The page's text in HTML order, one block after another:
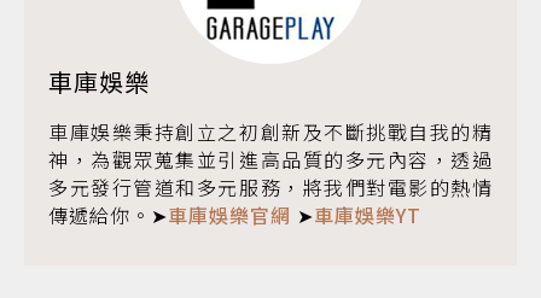
車庫娛樂
車庫娛樂秉持創立之初創新及不斷挑戰自我的精
神，為觀眾蒐集並引進高品質的多元內容，透過
多元發行管道和多元服務，將我們對電影的熱情
傳遞給你。➤車庫娛樂官網 ➤車庫娛樂YT